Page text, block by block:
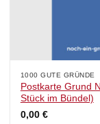
1000 GUTE GRÜNDE
Postkarte Grund
Stück im Bündel)
0,00 €